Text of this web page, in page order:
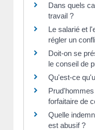
Dans quels
travail ?
Le salarié et
régler un
Doit-on se
le conseil de
Qu'est-ce
forfaitaire de
Quelle
est abusif ?